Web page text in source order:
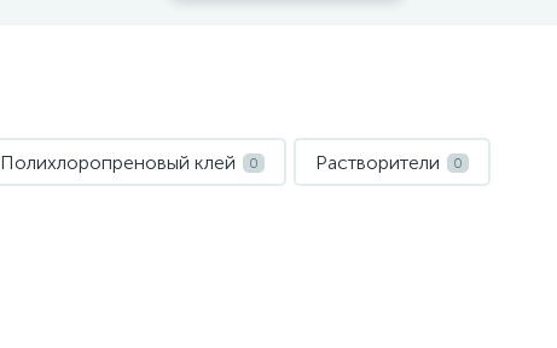
Полихлоропреновый клей 0 Растворители 0